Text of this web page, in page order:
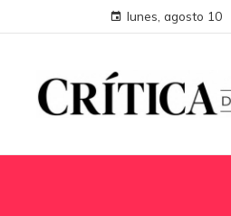
lunes, agosto 10